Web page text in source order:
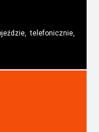
telefonicznie,